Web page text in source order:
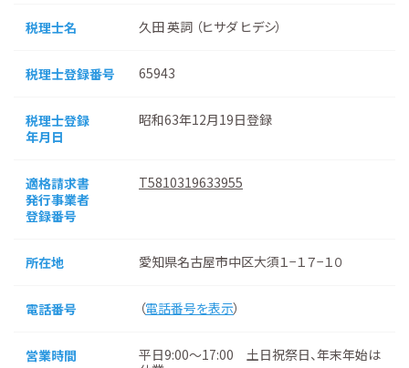
税理士名 久田 英詞 （ヒサダ ヒデシ）
税理士登録番号 65943
税理士登録
年月日
昭和63年12月19日登録
適格請求書
発行事業者
登録番号
T5810319633955
所在地 愛知県名古屋市中区大須１−１７−１０
電話番号 （電話番号を表示）
営業時間
平日9:00～17:00 土日祝祭日、年末年始は